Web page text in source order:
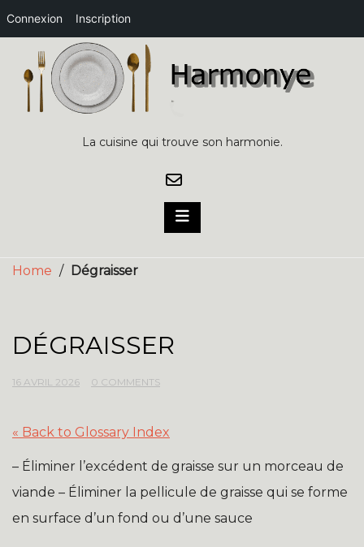
Connexion Inscription
content
La cuisine qui trouve son harmonie.
Home / Dégraisser
DÉGRAISSER
16 AVRIL 2026 0 COMMENTS
« Back to Glossary Index
– Éliminer l’excédent de graisse sur un morceau de
viande – Éliminer la pellicule de graisse qui se forme
en surface d’un fond ou d’une sauce